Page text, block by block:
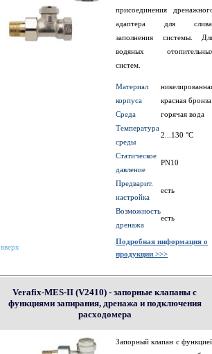
присоединения
адаптера для
заполнения системы.
водяных
систем.
Материал
корпуса
красная бронза
Среда
горячая вода
Температура
среды
2...130 °С
Статическое
давление
PN10
Предварит.
настройка
есть
Возможность
дренажа
есть
вверх
Подробная информация о
продукции >>>
Verafix-MES-II (V2410) - запорные клапаны с
функциями запирания, дренажа и подключения
расходомера
Запорный клапан с